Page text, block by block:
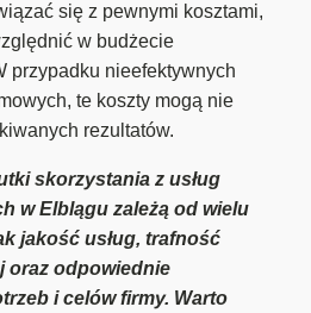
się z pewnymi kosztami,
w budżecie
przypadku nieefektywnych
te koszty mogą nie
rezultatów.
skorzystania z usług
w Elblągu zależą od wielu
jakość usług, trafność
oraz odpowiednie
i celów firmy. Warto